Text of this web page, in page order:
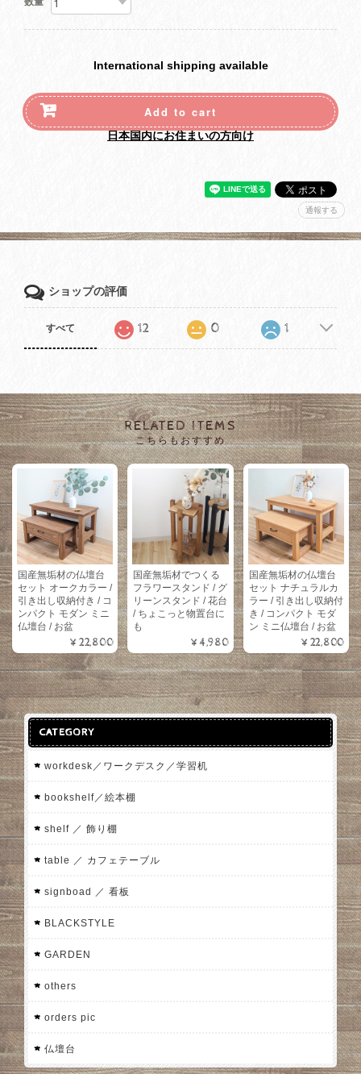
International shipping available
Add to cart
日本国内にお住まいの方向け
通報する
ショップの評価
すべて 12 0 1
RELATED ITEMS
こちらもおすすめ
国産無垢材の仏壇台
セット オークカラー /
引き出し収納付き / コ
ンパクト モダン ミニ
仏壇台 / お盆
¥22,800
国産無垢材でつくる
フラワースタンド / グ
リーンスタンド / 花台
/ ちょこっと物置台に
も
¥4,980
国産無垢材の仏壇台
セット ナチュラルカ
ラー / 引き出し収納付
き / コンパクト モダ
ン ミニ仏壇台 / お盆
¥22,800
CATEGORY
workdesk／ワークデスク／学習机
bookshelf／絵本棚
shelf ／ 飾り棚
table ／ カフェテーブル
signboad ／ 看板
BLACKSTYLE
GARDEN
others
orders pic
仏壇台